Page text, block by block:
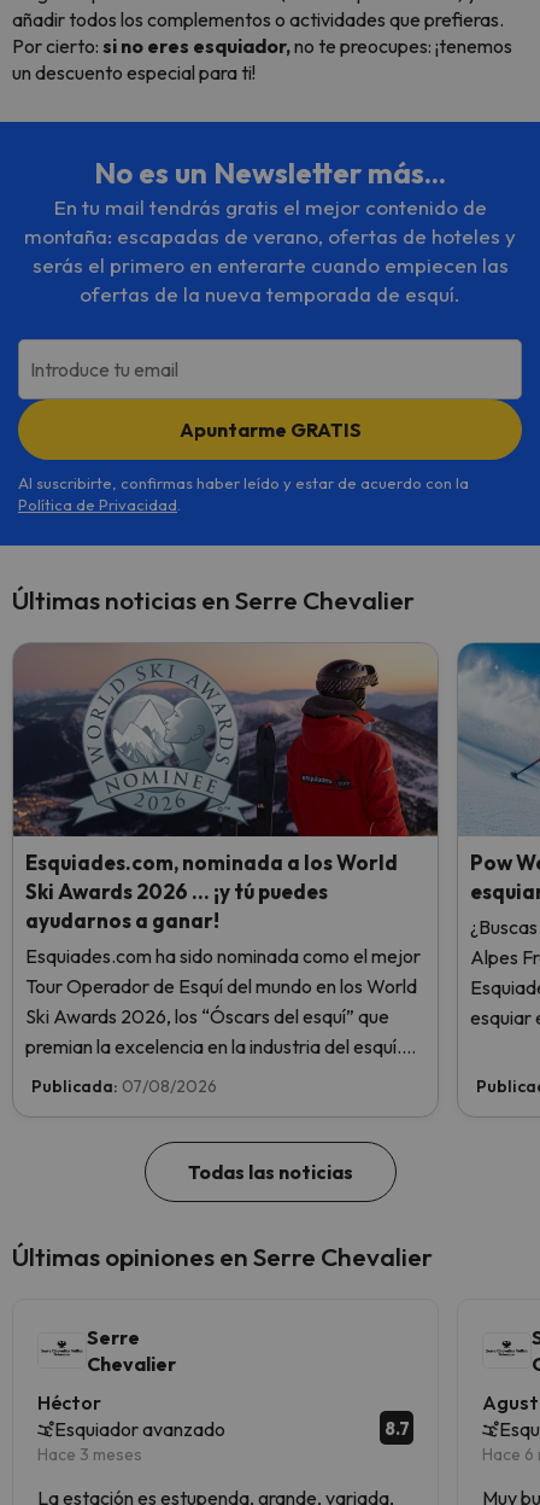
añadir todos los complementos o actividades que prefieras.
Por cierto: si no eres esquiador,no te preocupes: ¡tenemos
un descuento especial para ti!
No es un Newsletter más...
En tu mail tendrás gratis el mejor contenido de
montaña: escapadas de verano, ofertas de hoteles y
serás el primero en enterarte cuando empiecen las
ofertas de la nueva temporada de esquí.
Introduce tu email
Apuntarme GRATIS
Al suscribirte, confirmas haber leído y estar de acuerdo con la
Política de Privacidad
Últimas noticias en Serre Chevalier
Esquiades.com, nominada a los World
Ski Awards 2026 … ¡y tú puedes
ayudarnos a ganar!
Esquiades.com ha sido nominada como el mejor
Tour Operador de Esquí del mundo en los World
Ski Awards 2026, los “Óscars del esquí” que
premian la excelencia en la industria del esquí.
¡Vota ahora y ayúdanos a alcanzar la cima!
Publicada: 07/08/2026
Pow
Alpes
esquiar
Todas las noticias
Últimas opiniones en Serre Chevalier
Serre
Chevalier
Héctor
Esquiador avanzado
Hace 3 meses
8.7
La estación es estupenda, grande, variada,
Hace 6
Muy